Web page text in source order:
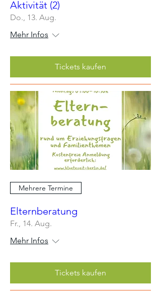
Aktivität (2)
Do., 13. Aug.
Mehr Infos
Tickets kaufen
Mehrere Termine
Elternberatung
Fr., 14. Aug.
Mehr Infos
Tickets kaufen